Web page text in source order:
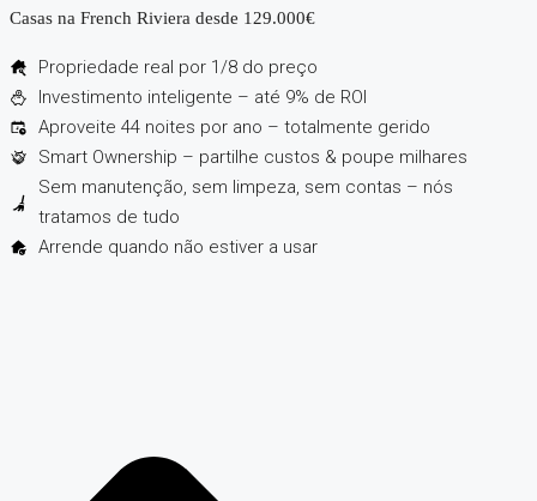
Casas na French Riviera desde 129.000€
Propriedade real por 1/8 do preço
Investimento inteligente – até 9% de ROI
Aproveite 44 noites por ano – totalmente gerido
Smart Ownership – partilhe custos & poupe milhares
Sem manutenção, sem limpeza, sem contas – nós
tratamos de tudo
Arrende quando não estiver a usar